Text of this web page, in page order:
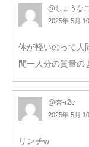
@しょうな
2025年 5月
体が軽いのって人
間一人分の質量の
@杏-r2c
2025年 5月
リンチw